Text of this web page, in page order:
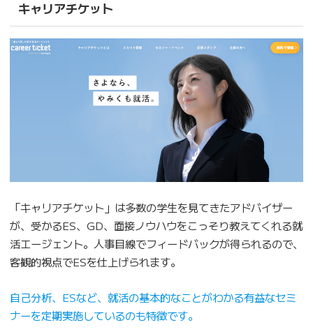
キャリアチケット
「キャリアチケット」は多数の学生を見てきたアドバイザー
が、受かるES、GD、面接ノウハウをこっそり教えてくれる就
活エージェント。人事目線でフィードバックが得られるので、
客観的視点でESを仕上げられます。
自己分析、ESなど、就活の基本的なことがわかる有益なセミ
ナーを定期実施しているのも特徴です。